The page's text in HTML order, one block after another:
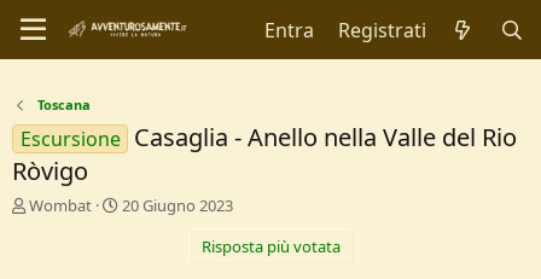
Entra Registrati
Toscana
Escursione Casaglia - Anello nella Valle del Rio
Ròvigo
C
Wombat
D
20 Giugno 2023
Risposta più votata